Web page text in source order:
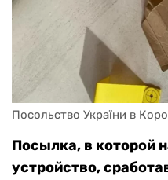
Посольство України в
Посылка, в которой
устройство,